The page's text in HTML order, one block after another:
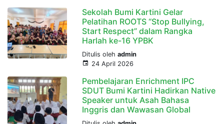
Sekolah Bumi Kartini Gelar
Pelatihan ROOTS “Stop Bullying,
Start Respect” dalam Rangka
Harlah ke-16 YPBK
Ditulis olehadmin
24 April 2026
Pembelajaran Enrichment IPC
SDUT Bumi Kartini Hadirkan Native
Speaker untuk Asah Bahasa
Inggris dan Wawasan Global